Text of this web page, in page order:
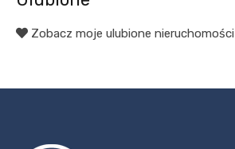
Zobacz moje ulubione nieruchomości